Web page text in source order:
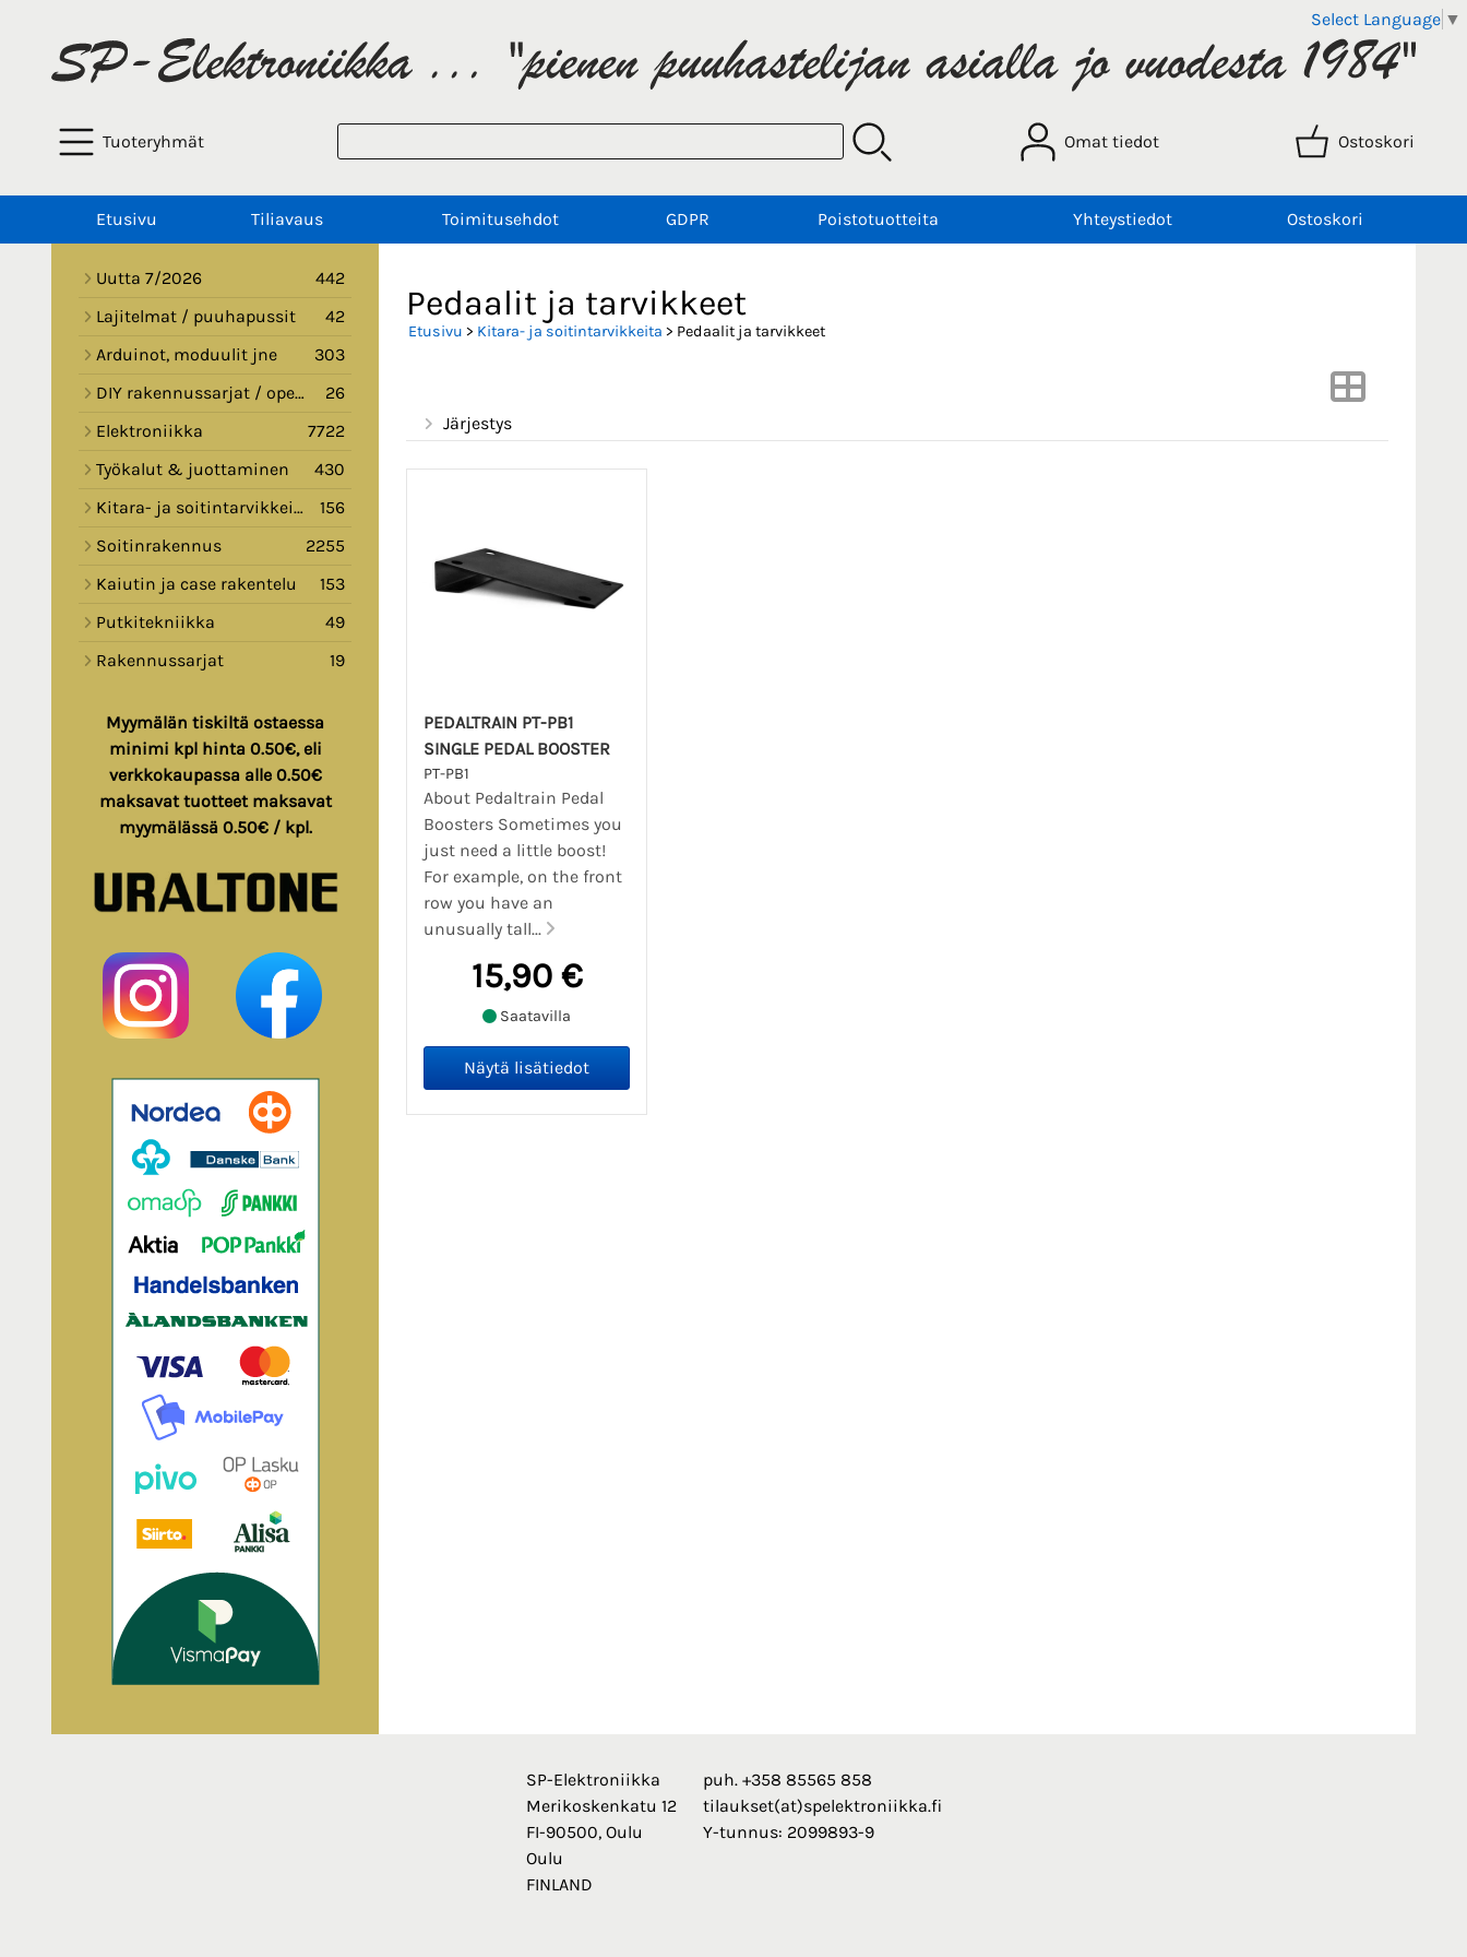
Select Language ▼
Tuoteryhmät Omat tiedot Ostoskori
Etusivu Tiliavaus Toimitusehdot GDPR Poistotuotteita Yhteystiedot Ostoskori
Uutta 7/2026
442
Lajitelmat / puuhapussit
42
Arduinot, moduulit jne
303
DIY rakennussarjat / opetussarjat
26
Elektroniikka
7722
Työkalut & juottaminen
430
Kitara- ja soitintarvikkeita
156
Soitinrakennus
2255
Kaiutin ja case rakentelu
153
Putkitekniikka
49
Rakennussarjat
19
Myymälän tiskiltä ostaessa
minimi kpl hinta 0.50€, eli
verkkokaupassa alle 0.50€
maksavat tuotteet maksavat
myymälässä 0.50€ / kpl.
Pedaalit ja tarvikkeet
Etusivu > Kitara- ja soitintarvikkeita > Pedaalit ja tarvikkeet
Järjestys
PEDALTRAIN PT-PB1
SINGLE PEDAL BOOSTER
PT-PB1
About Pedaltrain Pedal
Boosters Sometimes you
just need a little boost!
For example, on the front
row you have an
unusually tall...
15,90 €
Saatavilla
SP-Elektroniikka
Merikoskenkatu 12
FI-90500, Oulu
Oulu
FINLAND
puh. +358 85565 858
tilaukset(at)spelektroniikka.fi
Y-tunnus: 2099893-9